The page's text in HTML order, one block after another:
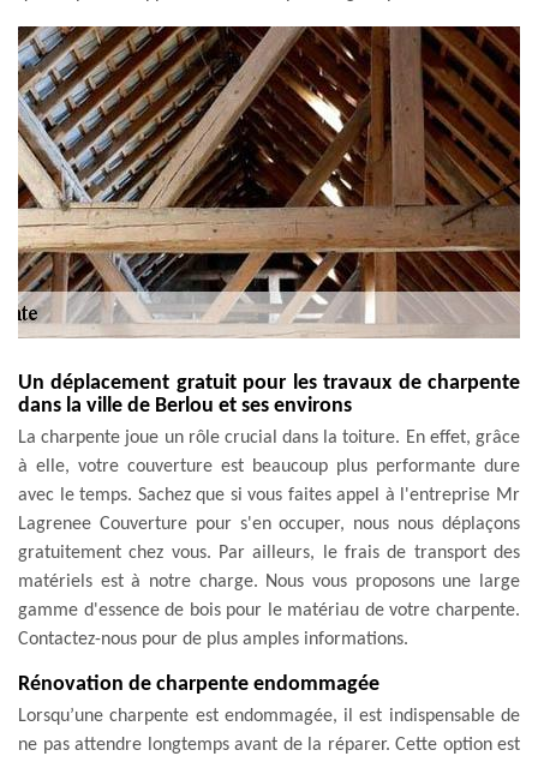
Un déplacement gratuit pour les travaux de charpente
dans la ville de Berlou et ses environs
La charpente joue un rôle crucial dans la toiture. En effet, grâce
à elle, votre couverture est beaucoup plus performante dure
avec le temps. Sachez que si vous faites appel à l'entreprise Mr
Lagrenee Couverture pour s'en occuper, nous nous déplaçons
gratuitement chez vous. Par ailleurs, le frais de transport des
matériels est à notre charge. Nous vous proposons une large
gamme d'essence de bois pour le matériau de votre charpente.
Contactez-nous pour de plus amples informations.
Rénovation de charpente endommagée
Lorsqu’une charpente est endommagée, il est indispensable de
ne pas attendre longtemps avant de la réparer. Cette option est